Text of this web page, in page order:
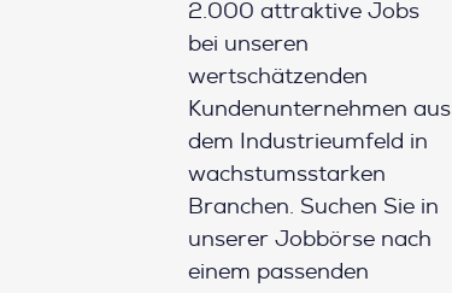
2.000 attraktive Jobs
bei unseren
wertschätzenden
Kundenunternehmen aus
dem Industrieumfeld in
wachstumsstarken
Branchen. Suchen Sie in
unserer Jobbörse nach
einem passenden